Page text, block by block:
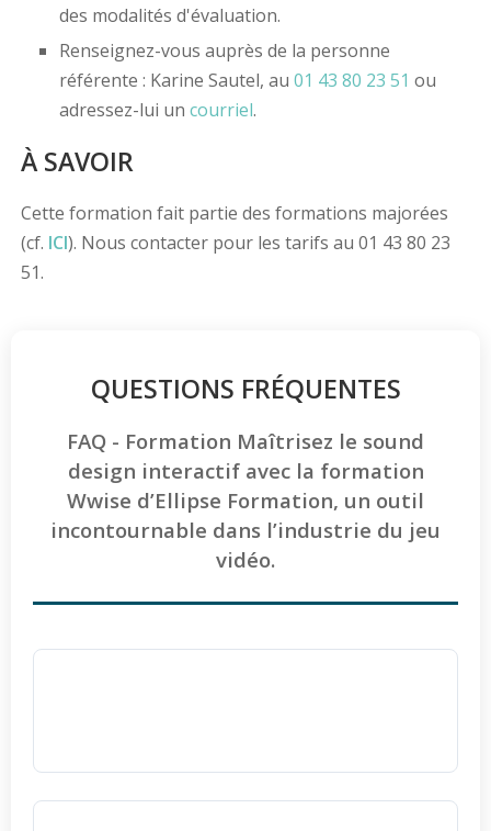
des modalités d'évaluation.
Renseignez-vous auprès de la personne
référente : Karine Sautel, au 01 43 80 23 51 ou
adressez-lui un courriel.
À SAVOIR
Cette formation fait partie des formations majorées
(cf. ICI). Nous contacter pour les tarifs au 01 43 80 23
51.
QUESTIONS FRÉQUENTES
FAQ - Formation Maîtrisez le sound
design interactif avec la formation
Wwise d’Ellipse Formation, un outil
incontournable dans l’industrie du jeu
vidéo.